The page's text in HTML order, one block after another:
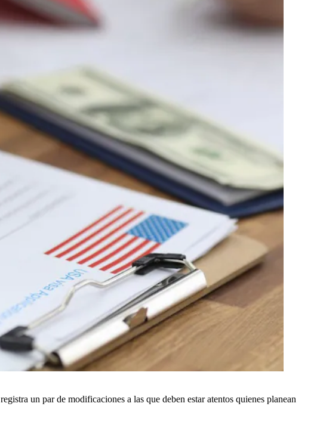
registra un par de modificaciones a las que deben estar atentos quienes planean